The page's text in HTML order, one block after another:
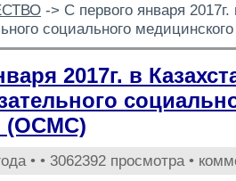
-> С первого января
социального
2017г. в
(ОСМС)
• • 3062392 просмотра •